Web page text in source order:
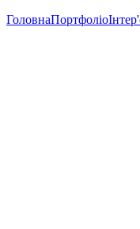
ГоловнаПортфоліо